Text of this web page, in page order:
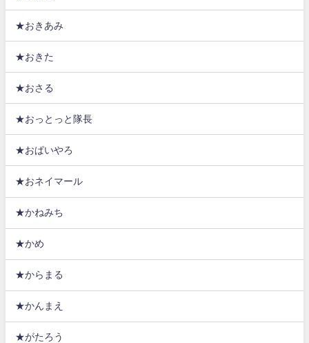
★おきあみ
★おきた
★おさる
★おっとっと隊長
★おぱいやろ
★おネイマール
★かねみち
★かめ
★からまる
★かんまえ
★がたろう